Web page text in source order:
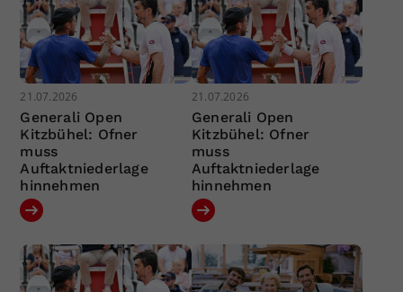
21.07.2026
Generali Open
Kitzbühel: Ofner
muss
Auftaktniederlage
hinnehmen
21.07.2026
Generali Open
Kitzbühel: Ofner
muss
Auftaktniederlage
hinnehmen